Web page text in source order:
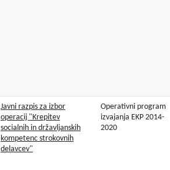
Javni razpis za izbor
operacij "Krepitev
socialnih in državljanskih
kompetenc strokovnih
delavcev"
Operativni program
izvajanja EKP 2014-
2020